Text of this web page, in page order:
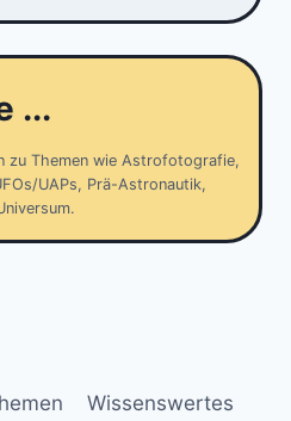
...
zu Themen wie Astrofotografie,
UAPs, Prä-Astronautik,
Wissenswertes